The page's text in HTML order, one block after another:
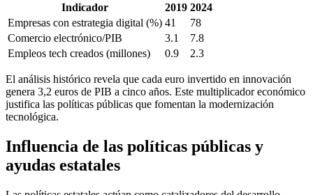
Indicador 2019 2024
Empresas con estrategia digital (%) 41
78
Comercio electrónico/PIB
3.1
7.8
Empleos tech creados (millones)
0.9 2.3
El análisis histórico revela que cada euro invertido en innovación
genera 3,2 euros de PIB a cinco años. Este multiplicador económico
justifica las políticas públicas que fomentan la modernización
tecnológica.
Influencia de las políticas públicas y
ayudas estatales